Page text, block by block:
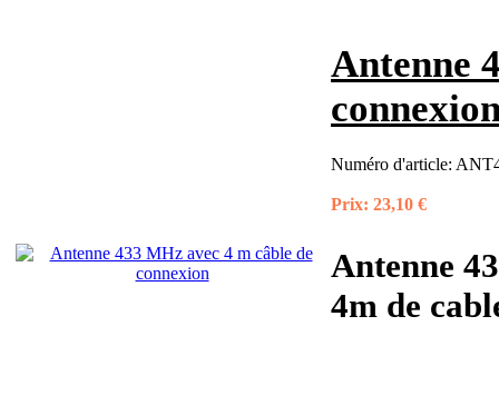
Antenne
Numéro d'article:
Prix: 23,10 €
Antenne
4m de